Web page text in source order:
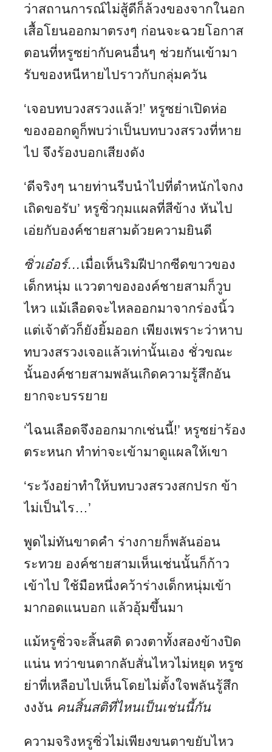
ว่าสถานการณ์ไม่สู้ดีก็ล้วงของจากในอก
เสื้อโยนออกมาตรงๆ ก่อนจะฉวยโอกาส
ตอนที่หรูซย่ากับคนอื่นๆ ช่วยกันเข้ามา
รับของหนีหายไปราวกับกลุ่มควัน
‘เจอบทบวงสรวงแล้ว!’ หรูซย่าเปิดห่อ
ของออกดูก็พบว่าเป็นบทบวงสรวงที่หาย
ไป จึงร้องบอกเสียงดัง
‘ดีจริงๆ นายท่านรีบนำไปที่ตำหนักไจกง
เถิดขอรับ’ หรูซิ่วกุมแผลที่สีข้าง หันไป
เอ่ยกับองค์ชายสามด้วยความยินดี
ซิ่วเอ๋อร์…เมื่อเห็นริมฝีปากซีดขาวของ
เด็กหนุ่ม แววตาขององค์ชายสามก็วูบ
ไหว แม้เลือดจะไหลออกมาจากร่องนิ้ว
แต่เจ้าตัวก็ยังยิ้มออก เพียงเพราะว่าหาบ
ทบวงสรวงเจอแล้วเท่านั้นเอง ชั่วขณะ
นั้นองค์ชายสามพลันเกิดความรู้สึกอัน
ยากจะบรรยาย
‘ไฉนเลือดจึงออกมากเช่นนี้!’ หรูซย่าร้อง
ตระหนก ทำท่าจะเข้ามาดูแผลให้เขา
‘ระวังอย่าทำให้บทบวงสรวงสกปรก ข้า
ไม่เป็นไร…’
พูดไม่ทันขาดคำ ร่างกายก็พลันอ่อน
ระทวย องค์ชายสามเห็นเช่นนั้นก็ก้าว
เข้าไป ใช้มือหนึ่งคว้าร่างเด็กหนุ่มเข้า
มากอดแนบอก แล้วอุ้มขึ้นมา
แม้หรูซิ่วจะสิ้นสติ ดวงตาทั้งสองข้างปิด
แน่น ทว่าขนตากลับสั่นไหวไม่หยุด หรูซ
ย่าที่เหลือบไปเห็นโดยไม่ตั้งใจพลันรู้สึก
งงงัน คนสิ้นสติที่ไหนเป็นเช่นนี้กัน
ความจริงหรูซิ่วไม่เพียงขนตาขยับไหว